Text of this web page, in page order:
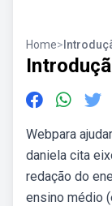
Home>
Webpara
daniela cita
redação do
ensino médio